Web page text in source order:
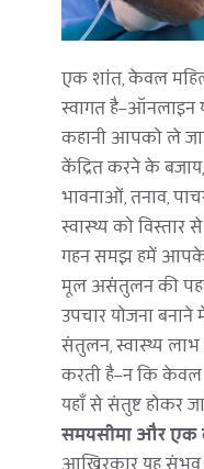
एक शांत, केवल
स्वागत है—ऑनलाइन
कहानी आपको ले
केंद्रित करने के
भावनाओं, तनाव,
स्वास्थ्य को
गहन समझ हमें आपके
मूल असंतुलन की
उपचार योजना
संतुलन, स्वास्थ्य
करती है—न कि केवल
यहाँ से संतुष्ट होकर
समयसीमा और एक
आखिरकार यह संभव